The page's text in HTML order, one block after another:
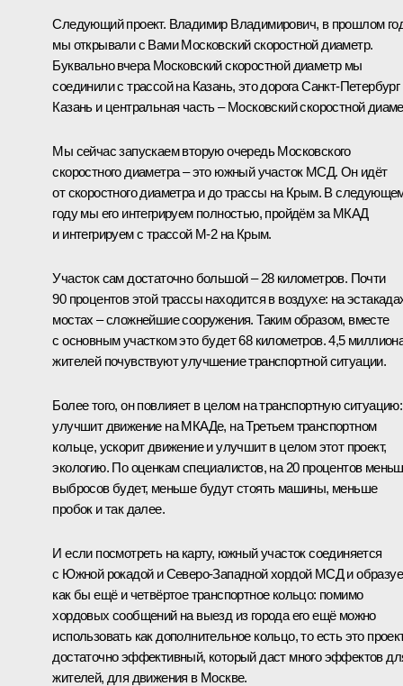
Следующий проект. Владимир Владимирович, в прошлом
мы открывали с Вами Московский скоростной диаметр.
Буквально вчера Московский скоростной диаметр мы
соединили с трассой на Казань, это дорога Санкт-Петербург
Казань и центральная часть – Московский скоростной
Мы сейчас запускаем вторую очередь Московского
скоростного диаметра – это южный участок МСД. Он идёт
от скоростного диаметра и до трассы на Крым. В
году мы его интегрируем полностью, пройдём за МКАД
и интегрируем с трассой М-2 на Крым.
Участок сам достаточно большой – 28 километров. Почти
90 процентов этой трассы находится в воздухе: на
мостах – сложнейшие сооружения. Таким образом, вместе
с основным участком это будет 68 километров. 4,5
жителей почувствуют улучшение транспортной ситуации.
Более того, он повлияет в целом на транспортную ситуацию:
улучшит движение на МКАДе, на Третьем транспортном
кольце, ускорит движение и улучшит в целом этот проект,
экологию. По оценкам специалистов, на 20 процентов
выбросов будет, меньше будут стоять машины, меньше
пробок и так далее.
И если посмотреть на карту, южный участок соединяется
с Южной рокадой и Северо-Западной хордой МСД и
как бы ещё и четвёртое транспортное кольцо: помимо
хордовых сообщений на выезд из города его ещё можно
использовать как дополнительное кольцо, то есть это
достаточно эффективный, который даст много эффектов
жителей, для движения в Москве.